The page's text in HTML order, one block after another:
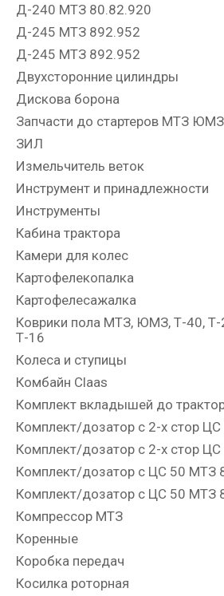
Д-240 МТЗ 80.82.920
Д-245 МТЗ 892.952
Д-245 МТЗ 892.952
Двухсторонние цилиндры
Дискова борона
Запчасти до стартеров МТЗ
ЗИЛ
Измельчитель веток
Инструмент и принадлежности
Инструменты
Кабина трактора
Камери для колес
Картофелекопалка
Картофелесажалка
Коврики пола МТЗ, ЮМЗ, Т-40, Т-
Т-16
Колеса и ступицы
Комбайн Claas
Комплект вкладышей до
Комплект/дозатор с 2-х стор
Комплект/дозатор с 2-х стор
Комплект/дозатор с ЦС 50 МТЗ
Комплект/дозатор с ЦС 50 МТЗ
Компрессор МТЗ
Коренные
Коробка передач
Косилка роторная